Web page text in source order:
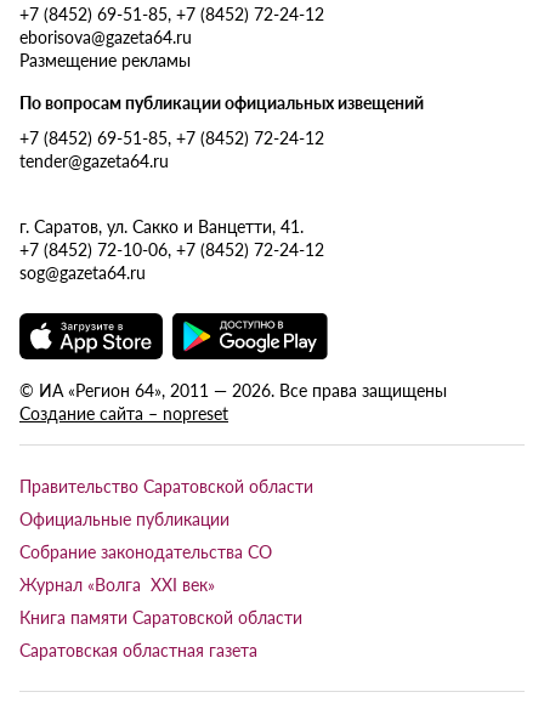
+7 (8452) 69-51-85, +7 (8452) 72-24-12
eborisova@gazeta64.ru
Размещение рекламы
По вопросам публикации официальных извещений
+7 (8452) 69-51-85, +7 (8452) 72-24-12
tender@gazeta64.ru
г. Саратов, ул. Сакко и Ванцетти, 41.
+7 (8452) 72-10-06, +7 (8452) 72-24-12
sog@gazeta64.ru
© ИА «Регион 64», 2011 — 2026. Все права защищены
Создание сайта – nopreset
Правительство Саратовской области
Официальные публикации
Собрание законодательства СО
Журнал «Волга XXI век»
Книга памяти Саратовской области
Саратовская областная газета